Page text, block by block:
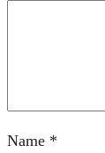
Name *